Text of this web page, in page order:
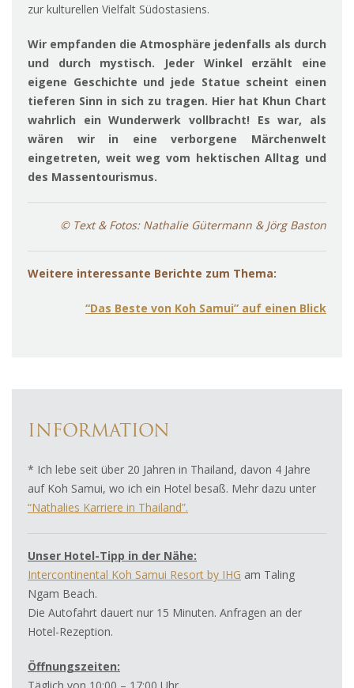
zur kulturellen Vielfalt Südostasiens.
Wir empfanden die Atmosphäre jedenfalls als durch
und durch mystisch. Jeder Winkel erzählt eine
eigene Geschichte und jede Statue scheint einen
tieferen Sinn in sich zu tragen. Hier hat Khun Chart
wahrlich ein Wunderwerk vollbracht! Es war, als
wären wir in eine verborgene Märchenwelt
eingetreten, weit weg vom hektischen Alltag und
des Massentourismus.
© Text & Fotos: Nathalie Gütermann & Jörg Baston
Weitere interessante Berichte zum Thema:
“Das Beste von Koh Samui” auf einen Blick
INFORMATION
* Ich lebe seit über 20 Jahren in Thailand, davon 4 Jahre
auf Koh Samui, wo ich ein Hotel besaß. Mehr dazu unter
“Nathalies Karriere in Thailand”.
Unser Hotel-Tipp in der Nähe:
Intercontinental Koh Samui Resort by IHG am Taling
Ngam Beach.
Die Autofahrt dauert nur 15 Minuten. Anfragen an der
Hotel-Rezeption.
Öffnungszeiten: